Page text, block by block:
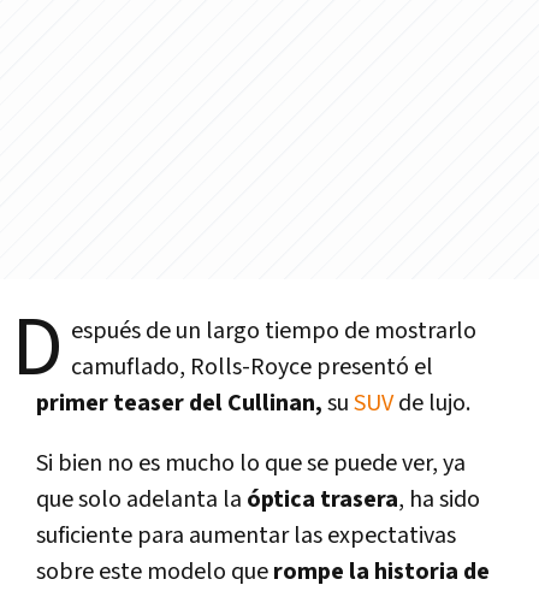
D espués de un largo tiempo de mostrarlo
camuflado, Rolls-Royce presentó el
primer teaser del Cullinan,suSUVde lujo.
Si bien no es mucho lo que se puede ver, ya
que solo adelanta la óptica trasera, ha sido
suficiente para aumentar las expectativas
sobre este modelo querompe la historia de